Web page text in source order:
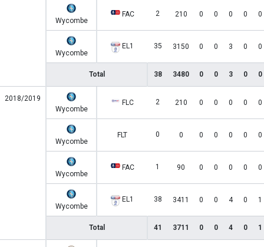
Wycombe
FAC 2 210 0 0 0 0 0
Wycombe
EL1 35 3150 0 0 3 0 0
Total 38 3480 0 0 3 0 0
2018/2019
Wycombe
FLC 2 210 0 0 0 0 0
Wycombe
FLT 0 0 0 0 0 0 0
Wycombe
FAC 1 90 0 0 0 0 0
Wycombe
EL1 38 3411 0 0 4 0 1
Total 41 3711 0 0 4 0 1